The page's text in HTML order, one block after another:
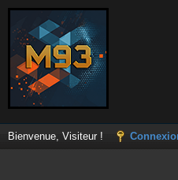
Bienvenue, Visiteur !